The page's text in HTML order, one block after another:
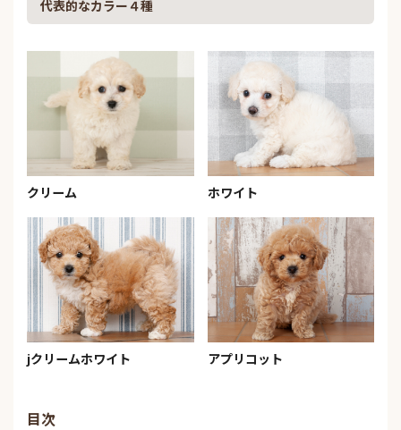
代表的なカラー４種
クリーム ホワイト
jクリームホワイト アプリコット
目次